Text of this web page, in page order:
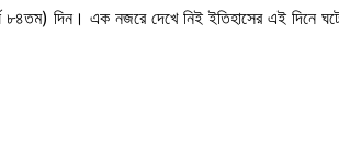
৮৪তম) দিন। এক নজরে দেখে নিই ইতিহাসের এই দিনে